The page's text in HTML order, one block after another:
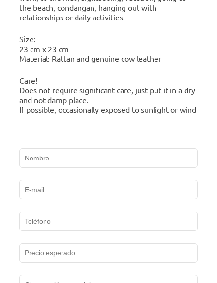
the beach, condangan, hanging out with
relationships or daily activities.
Size:
23 cm x 23 cm
Material: Rattan and genuine cow leather
Care!
Does not require significant care, just put it in a dry
and not damp place.
If possible, occasionally exposed to sunlight or wind